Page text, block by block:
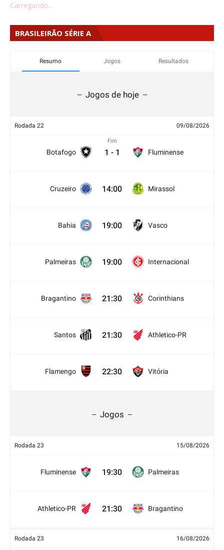
Carregando...
BRASILEIRÃO SÉRIE A
Resumo Jogos Resultados
Jogos de hoje
Rodada 22 09/08/2026
Botafogo
Fim
1 - 1 Fluminense
Cruzeiro 14:00 Mirassol
Bahia 19:00 Vasco
Palmeiras 19:00 Internacional
Bragantino 21:30 Corinthians
Santos 21:30 Athletico-PR
Flamengo 22:30 Vitória
Jogos
Rodada 23 15/08/2026
Fluminense 19:30 Palmeiras
Athletico-PR 21:30 Bragantino
Rodada 23 16/08/2026